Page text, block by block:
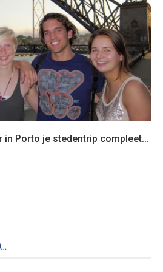
in Porto je stedentrip compleet...